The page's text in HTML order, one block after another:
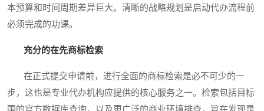
本预算和时间周期差异巨大。清晰的战略规划是启动代办流程前
必须完成的功课。
充分的在先商标检索
在正式提交申请前，进行全面的商标检索是必不可少的一
步，这也是专业代办机构应提供的核心服务之一。检索包括目标
国的官方数据库查询，以及更广泛的商业环境排查，旨在发现是